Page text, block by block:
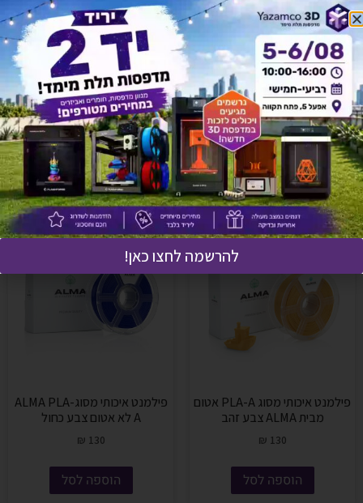
פילמנט איכותי מסוג ALMA PLA-
A לא אטום צבע לבן
₪130
הוספה לסל
פילמנט איכותי מסוג ALMA PLA-
A לא אטום צבע צהוב
₪130
הוספה לסל
שילוט פנים
פילמנט איכותי מסוג PLA-A אטום
מבית ALMA צבע זהב
₪ 130
הוספה לסל
שילוט פנים
פילמנט איכותי מסוגALMA PLA-
A לא אטום צבע כחול
₪ 130
הוספה לסל
להרשמה לחצו כאן!